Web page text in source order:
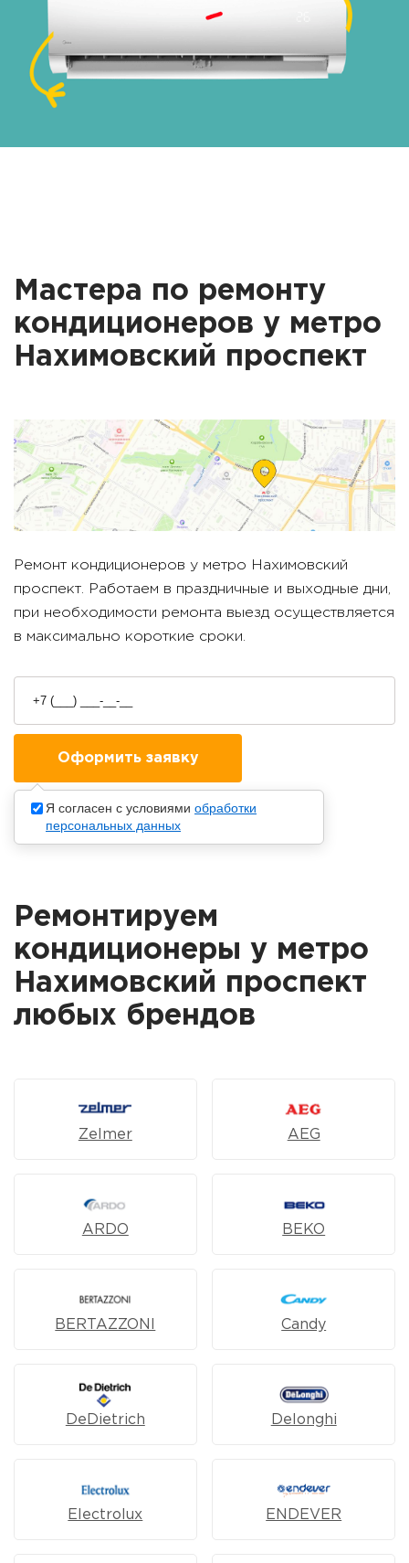
Мастера по ремонту
кондиционеров у метро
Нахимовский проспект
Ремонт кондиционеров у метро Нахимовский
проспект . Работаем в праздничные и выходные дни,
при необходимости ремонта выезд осуществляется
в максимально короткие сроки.
Ремонтируем
кондиционеры у метро
Нахимовский проспект
любых брендов
Zelmer AEG
ARDO BEKO
BERTAZZONI Candy
DeDietrich Delonghi
Electrolux ENDEVER
Я согласен с условиями обработки
персональных данных